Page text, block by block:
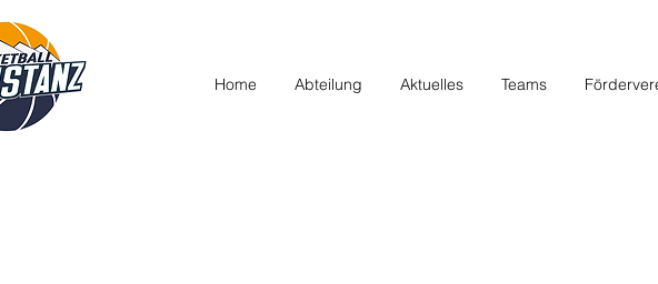
Home Abteilung Aktuelles Teams